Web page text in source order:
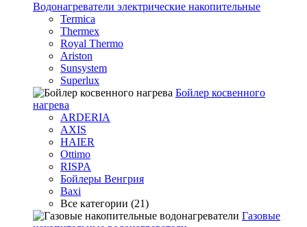
Водонагреватели электрические накопительные
Termica
Thermex
Royal Thermo
Ariston
Sunsystem
Superlux
Бойлер косвенного
нагрева
ARDERIA
AXIS
HAIER
Ottimo
RISPA
Бойлеры Венгрия
Baxi
Все категории (21)
Газовые